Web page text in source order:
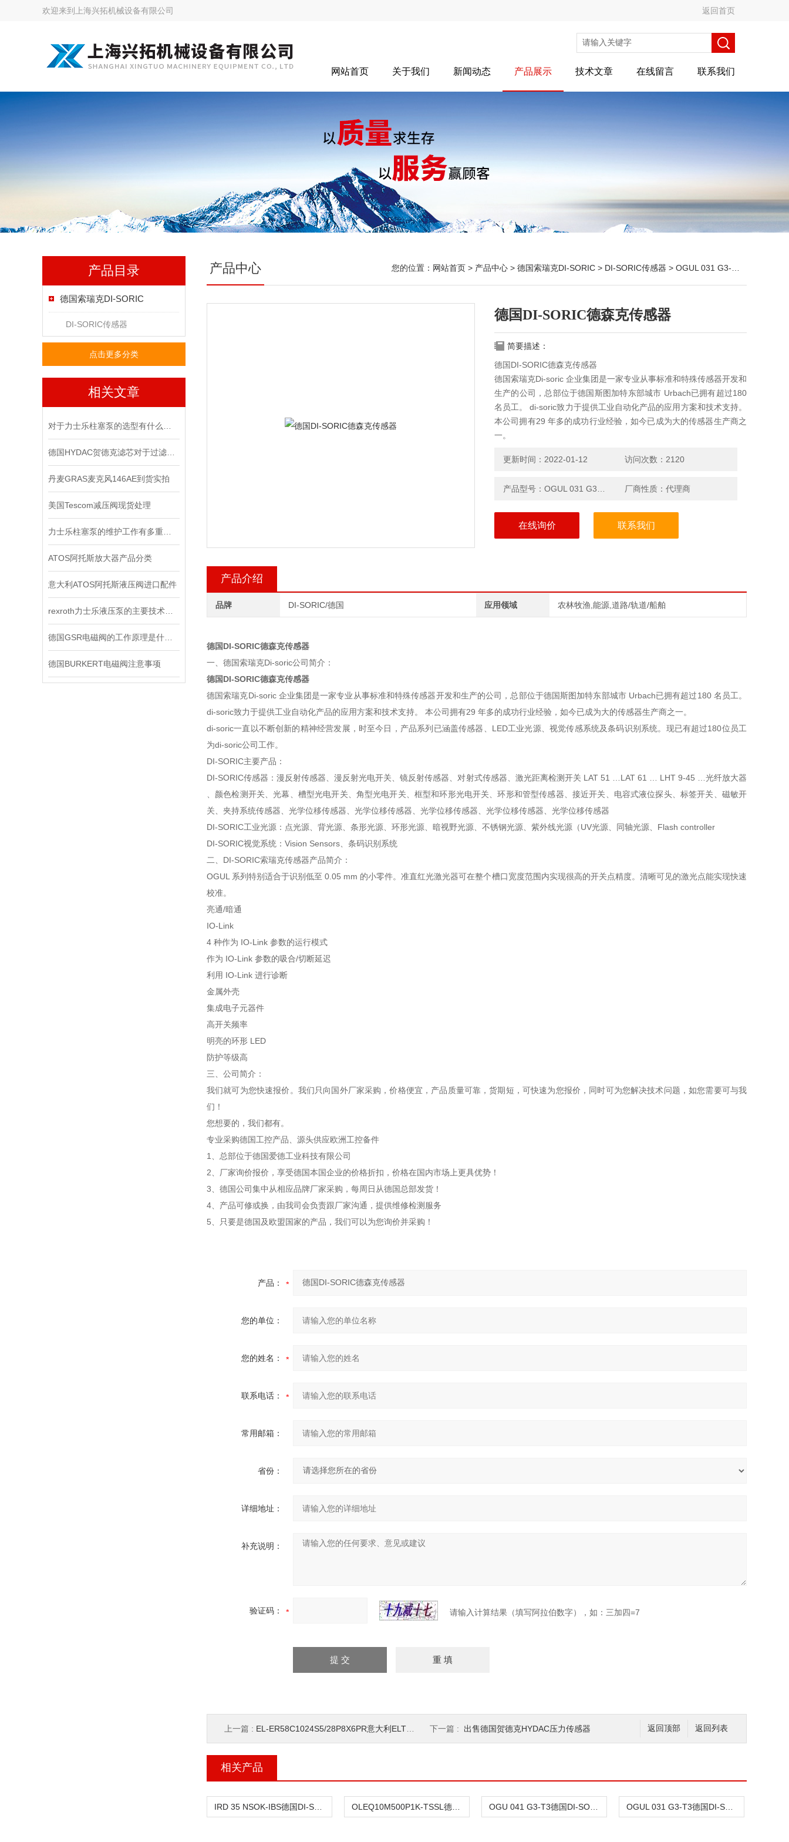
欢迎来到 上海兴拓机械设备有限公司 返回首页
网站首页 关于我们 新闻动态 产品展示 技术文章 在线留言 联系我们
产品目录
德国索瑞克DI-SORIC
DI-SORIC传感器
点击更多分类
相关文章
丹麦GRAS麦克风146AE到货实拍
美国Tescom减压阀现货处理
ATOS阿托斯放大器产品分类
意大利ATOS阿托斯液压阀进口配件
德国BURKERT电磁阀注意事项
产品中心 您的位置： 网站首页 > 产品中心 > 德国索瑞克DI-SORIC > DI-SORIC传感器 > OGUL 031 G3-T3德国DI-SORIC德森克传感器
德国DI-SORIC德森克传感器
简要描述：
德国DI-SORIC德森克传感器
德国索瑞克Di-soric 企业集团是一家专业从事标准和特殊传感器开发和
生产的公司，总部位于德国斯图加特东部城市 Urbach已拥有超过180
名员工。 di-soric致力于提供工业自动化产品的应用方案和技术支持。
本公司拥有29 年多的成功行业经验，如今已成为大的传感器生产商之
一。
更新时间：2022-01-12 访问次数：2120
厂商性质：代理商
在线询价 联系我们
产品介绍
品牌 DI-SORIC/德国 应用领域 农林牧渔,能源,道路/轨道/船舶
德国DI-SORIC德森克传感器
一、德国索瑞克Di-soric公司简介：
德国DI-SORIC德森克传感器
德国索瑞克Di-soric 企业集团是一家专业从事标准和特殊传感器开发和生产的公司，总部位于德国斯图加特东部城市 Urbach已拥有超过180 名员工。
di-soric致力于提供工业自动化产品的应用方案和技术支持。 本公司拥有29 年多的成功行业经验，如今已成为大的传感器生产商之一。
di-soric一直以不断创新的精神经营发展，时至今日，产品系列已涵盖传感器、LED工业光源、视觉传感系统及条码识别系统。现已有超过180位员工
为di-soric公司工作。
DI-SORIC主要产品：
DI-SORIC传感器：漫反射传感器、漫反射光电开关、镜反射传感器、对射式传感器、激光距离检测开关 LAT 51 …LAT 61 … LHT 9-45 …光纤放大器
、颜色检测开关、光幕、槽型光电开关、角型光电开关、框型和环形光电开关、环形和管型传感器、接近开关、电容式液位探头、标签开关、磁敏开
关、夹持系统传感器、光学位移传感器、光学位移传感器、光学位移传感器、光学位移传感器、光学位移传感器
DI-SORIC工业光源：点光源、背光源、条形光源、环形光源、暗视野光源、不锈钢光源、紫外线光源（UV光源、同轴光源、Flash controller
DI-SORIC视觉系统：Vision Sensors、条码识别系统
二、DI-SORIC索瑞克传感器产品简介：
OGUL 系列特别适合于识别低至 0.05 mm 的小零件。准直红光激光器可在整个槽口宽度范围内实现很高的开关点精度。清晰可见的激光点能实现快速
校准。
亮通/暗通
IO-Link
4 种作为 IO-Link 参数的运行模式
作为 IO-Link 参数的吸合/切断延迟
利用 IO-Link 进行诊断
金属外壳
集成电子元器件
高开关频率
明亮的环形 LED
防护等级高
三、公司简介：
我们就可为您快速报价。我们只向国外厂家采购，价格便宜，产品质量可靠，货期短，可快速为您报价，同时可为您解决技术问题，如您需要可与我
们！
您想要的，我们都有。
专业采购德国工控产品、源头供应欧洲工控备件
1、总部位于德国爱德工业科技有限公司
2、厂家询价报价，享受德国本国企业的价格折扣，价格在国内市场上更具优势！
3、德国公司集中从相应品牌厂家采购，每周日从德国总部发货！
4、产品可修或换，由我司会负责跟厂家沟通，提供维修检测服务
5、只要是德国及欧盟国家的产品，我们可以为您询价并采购！
产品：
您的单位：
您的姓名：
联系电话：
常用邮箱：
省份：
详细地址：
补充说明：
验证码： 请输入计算结果（填写阿拉伯数字），如：三加四=7
返回列表
返回顶部
上一篇 : EL-ER58C1024S5/28P8X6PR意大利ELTRA意尔创编码器库存现货 下一篇 : 出售德国贺德克HYDAC压力传感器
相关产品